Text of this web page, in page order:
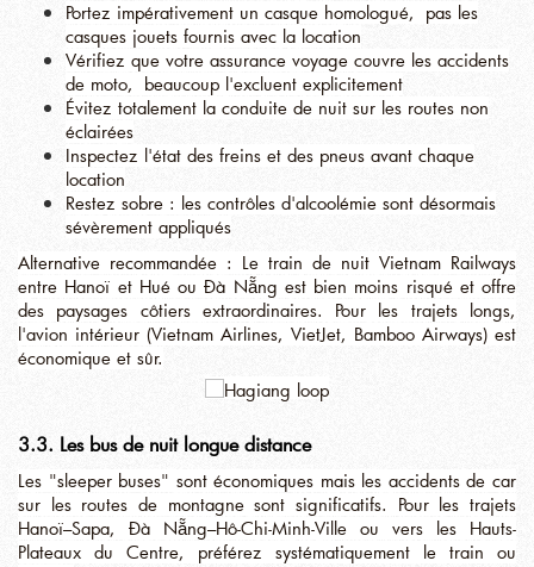
Portez impérativement un casque homologué, pas les
casques jouets fournis avec la location
Vérifiez que votre assurance voyage couvre les accidents
de moto, beaucoup l'excluent explicitement
Évitez totalement la conduite de nuit sur les routes non
éclairées
Inspectez l'état des freins et des pneus avant chaque
location
Restez sobre : les contrôles d'alcoolémie sont désormais
sévèrement appliqués
Alternative recommandée : Le train de nuit Vietnam Railways
entre Hanoï et Hué ou Đà Nẵng est bien moins risqué et offre
des paysages côtiers extraordinaires. Pour les trajets longs,
l'avion intérieur (Vietnam Airlines, VietJet, Bamboo Airways) est
économique et sûr.
3.3. Les bus de nuit longue distance
Les "sleeper buses" sont économiques mais les accidents de car
sur les routes de montagne sont significatifs. Pour les trajets
Hanoï–Sapa, Đà Nẵng–Hô-Chi-Minh-Ville ou vers les Hauts-
Plateaux du Centre, préférez systématiquement le train ou